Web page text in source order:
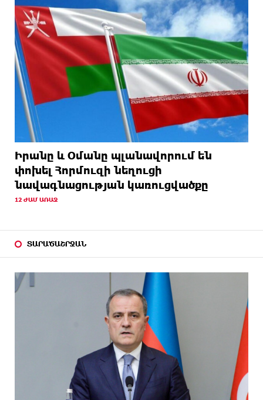
Իրանը և Օմանը պլանավորում են
փոխել Հորմուզի նեղուցի
նավագնացության կառուցվածքը
12 ԺԱՄ ԱՌԱՋ
ՏԱՐԱԾԱՇՐՋԱՆ